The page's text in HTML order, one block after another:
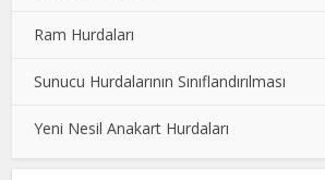
Ram Hurdaları
Sunucu Hurdalarının Sınıflandırılması
Yeni Nesil Anakart Hurdaları